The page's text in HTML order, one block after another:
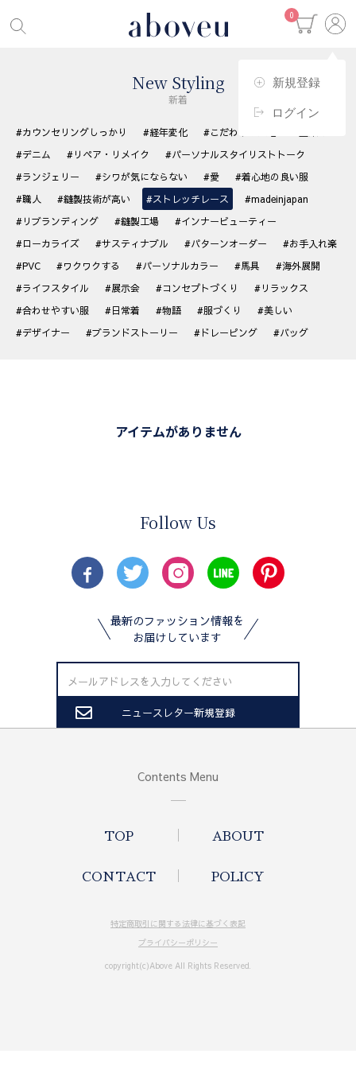
0
新規登録
ログイン
New Styling
新着
#カウンセリングしっかり #経年変化 #こだわりの生地
#デニム
#リペア・リメイク
#パーソナルスタイリストトーク
#ランジェリー
#シワが気にならない #愛
#着心地の良い服
#職人
#縫製技術が高い #ストレッチレース
#madeinjapan
#リブランディング
#縫製工場
#インナービューティー
#ローカライズ
#サスティナブル #パターンオーダー
#お手入れ楽
#PVC
#ワクワクする #パーソナルカラー #馬具
#海外展開
#ライフスタイル
#展示会 #コンセプトづくり
#リラックス
#合わせやすい服
#日常着 #物語 #服づくり
#美しい
#デザイナー
#ブランドストーリー #ドレーピング #バッグ
アイテムがありません
Follow Us
最新のファッション情報を
お届けしています
Contents Menu
TOP ABOUT
CONTACT POLICY
特定商取引に関する法律に基づく表記
プライバシーポリシー
copyright(c)Above All Rights Reserved.